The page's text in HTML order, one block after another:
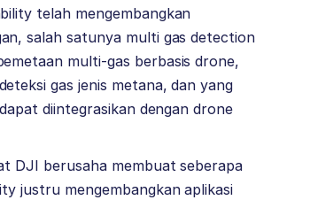
telah mengembangkan
salah satunya multi gas detection
multi-gas berbasis drone,
gas jenis metana, dan yang
diintegrasikan dengan drone
DJI berusaha membuat seberapa
justru mengembangkan aplikasi